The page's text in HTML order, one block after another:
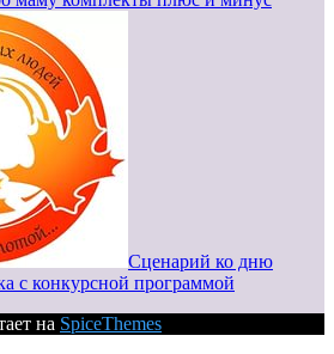
Сценарий ко дню
с конкурсной программой
на SpiceThemes